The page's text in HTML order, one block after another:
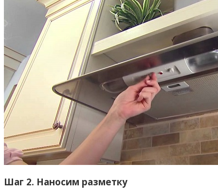
Шаг 2. Наносим разметку